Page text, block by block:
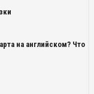
на английском? Что